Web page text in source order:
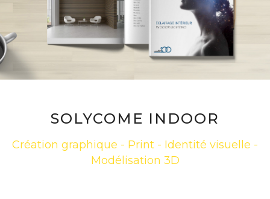
SOLYCOME INDOOR
Création graphique - Print - Identité visuelle -
Modélisation 3D